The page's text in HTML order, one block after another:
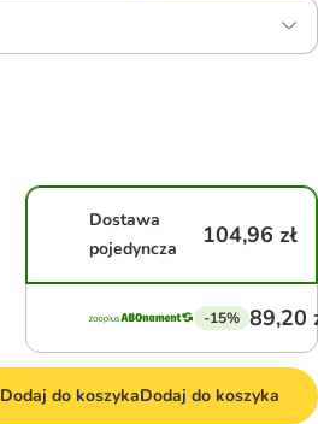
Dostawa
pojedyncza
104,96 zł
-15% 89,20
Dodaj do koszykaDodaj do koszyka